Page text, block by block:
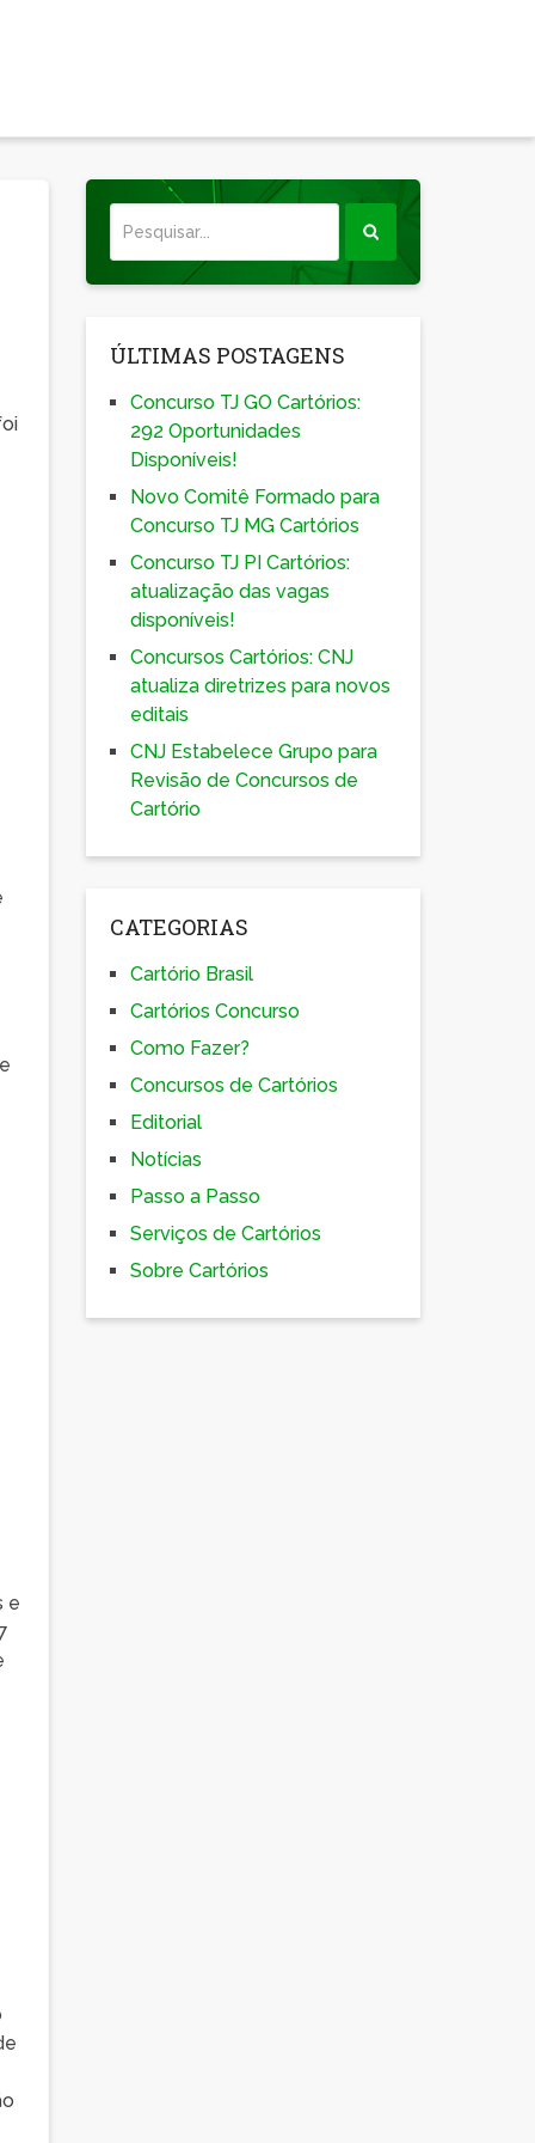
e
ÚLTIMAS POSTAGENS
Concurso TJ GO Cartórios:
292 Oportunidades
Disponíveis!
Novo Comitê Formado para
Concurso TJ MG Cartórios
Concurso TJ PI Cartórios:
atualização das vagas
disponíveis!
Concursos Cartórios: CNJ
atualiza diretrizes para novos
editais
CNJ Estabelece Grupo para
Revisão de Concursos de
Cartório
CATEGORIAS
Cartório Brasil
Cartórios Concurso
Como Fazer?
Concursos de Cartórios
Editorial
Notícias
Passo a Passo
Serviços de Cartórios
Sobre Cartórios